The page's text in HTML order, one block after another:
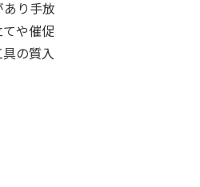
り手放
や催促
の質入